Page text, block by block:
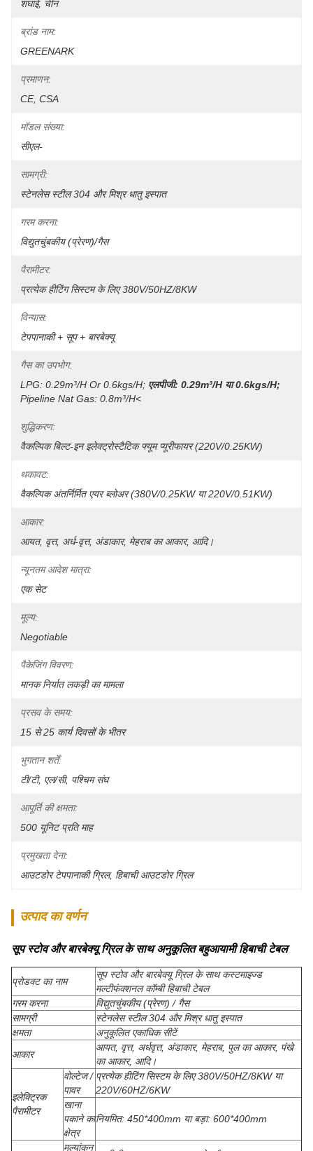
शंघाई, चीन
ब्रांड नाम:
GREENARK
प्रमाणन:
CE, CSA
मॉडल संख्या:
सीएल-
सामग्री:
स्टेनलेस स्टील 304 और मिश्र धातु इस्पात
गरम करना:
विद्युतचुंबकीय (प्रेरण)/गैस
पैरामीटर:
प्रत्येक हीटिंग सिस्टम के लिए 380V/50HZ/8KW
विन्यास:
टेपपानाकी + सूप + बारबेक्यू
गैस का उपभोग:
LPG: 0.29m³/h Or 0.6kgs/h; एलपीजी: 0.29m³/h या 0.6kgs/h;
Pipeline Nat Gas: 0.8m³/h<
शुद्धिकरण:
वैकल्पिक बिल्ट-इन इलेक्ट्रोस्टैटिक फ्यूम प्यूरीफायर (220V/0.25KW)
थकावट:
वैकल्पिक अंतर्निर्मित एयर ब्लोअर (380V/0.25KW या 220V/0.51KW)
आकार:
आयत, वृत्त, अर्ध-वृत्त, अंडाकार, मेहराब का आकार, आदि।
न्यूनतम आदेश मात्रा:
एक सेट
मूल्य:
Negotiable
पैकेजिंग विवरण:
मानक निर्यात लकड़ी का मामला
प्रसव के समय:
15 से 25 कार्य दिवसों के भीतर
भुगतान शर्तें:
टी/टी, एल/सी, पश्चिम संघ
आपूर्ति की क्षमता:
500 यूनिट प्रति माह
प्रमुखता देना:
आउटडोर टेपपानाकी ग्रिल, हिबाची आउटडोर ग्रिल
उत्पाद का वर्णन
सूप स्टोव और बारबेक्यू ग्रिल के साथ अनुकूलित बहुआयामी हिबाची टेबल
प्रोडक्ट का नाम
सूप स्टोव और बारबेक्यू ग्रिल के साथ कस्टमाइज्ड
मल्टीफंक्शनल कॉम्बी हिबाची टेबल
गरम करना
विद्युतचुंबकीय (प्रेरण) / गैस
सामग्री
स्टेनलेस स्टील 304 और मिश्र धातु इस्पात
क्षमता
अनुकूलित एकाधिक सीटें
आकार
आयत, वृत्त, अर्धवृत्त, अंडाकार, मेहराब, पुल का आकार, पंखे
का आकार, आदि।
इलेक्ट्रिक
पैरामीटर
वोल्टेज /
पावर
प्रत्येक हीटिंग सिस्टम के लिए 380V/50HZ/8KW या
220V/60HZ/6KW
खाना
पकाने का
क्षेत्र
नियमित: 450*400mm या बड़ा: 600*400mm
मूल्यांकन